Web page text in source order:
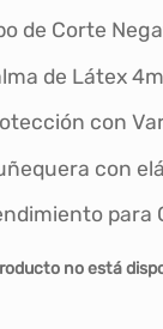
de Corte
de Látex
con
con
para
no está